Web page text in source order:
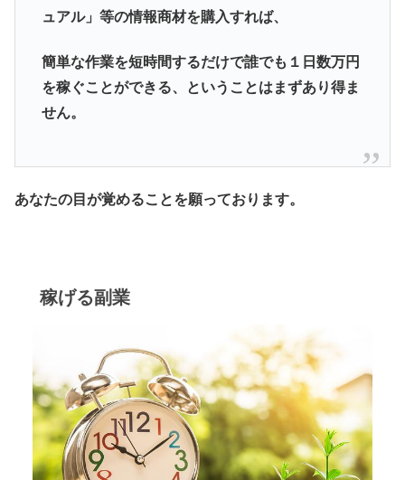
ュアル」等の情報商材を購入すれば、
簡単な作業を短時間するだけで誰でも１日数万円
を稼ぐことができる、ということはまずあり得ま
せん。
あなたの目が覚めることを願っております。
稼げる副業